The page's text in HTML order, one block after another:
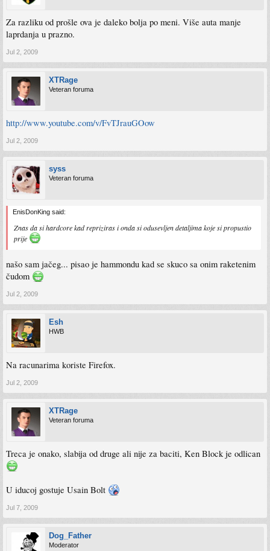
Za razliku od prošle ova je daleko bolja po meni. Više auta manje
laprdanja u prazno.
Jul 2, 2009
XTRage
Veteran foruma
http://www.youtube.com/v/FvTJrauGOow
Jul 2, 2009
syss
Veteran foruma
EnisDonKing said:
Znas da si hardcore kad repriziras i onda si odusevljen detaljima koje si propustio
prije
našo sam jačeg... pisao je hammondu kad se skuco sa onim raketenim
čudom
Jul 2, 2009
Esh
HWB
Na racunarima koriste Firefox.
Jul 2, 2009
XTRage
Veteran foruma
Treca je onako, slabija od druge ali nije za baciti, Ken Block je odlican
U iducoj gostuje Usain Bolt
Jul 7, 2009
Dog_Father
Moderator